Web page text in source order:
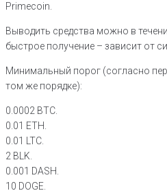
Primecoin.
Выводить средства можно в
быстрое получение – зависит от
Минимальный порог (согласно
том же порядке):
0.0002 BTC.
0.01 ETH.
0.01 LTC.
2 BLK.
0.001 DASH.
10 DOGE.